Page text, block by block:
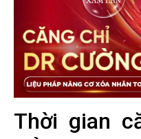
Thời gian